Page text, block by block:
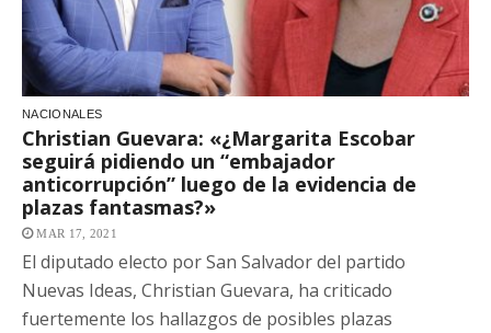
NACIONALES
Christian Guevara: «¿Margarita Escobar
seguirá pidiendo un “embajador
anticorrupción” luego de la evidencia de
plazas fantasmas?»
MAR 17, 2021
El diputado electo por San Salvador del partido
Nuevas Ideas, Christian Guevara, ha criticado
fuertemente los hallazgos de posibles plazas